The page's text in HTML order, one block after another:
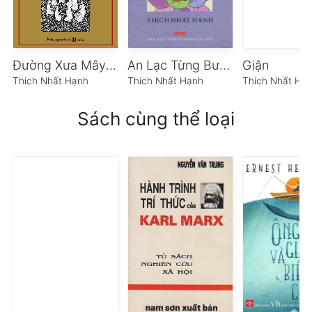
Đường Xưa Mây Trắng
Thích Nhất Hạnh
An Lạc Từng Bước Chân
Thích Nhất Hạnh
Giận
Thích Nhất
Sách cùng thể loại